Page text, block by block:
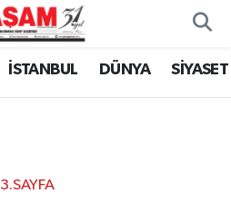
İSTANBUL DÜNYA SİYASET
3.SAYFA